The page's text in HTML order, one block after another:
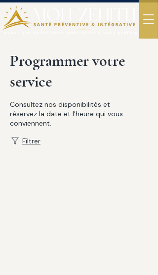
Programmer votre
service
Consultez nos disponibilités et
réservez la date et l'heure qui vous
conviennent.
Filtrer